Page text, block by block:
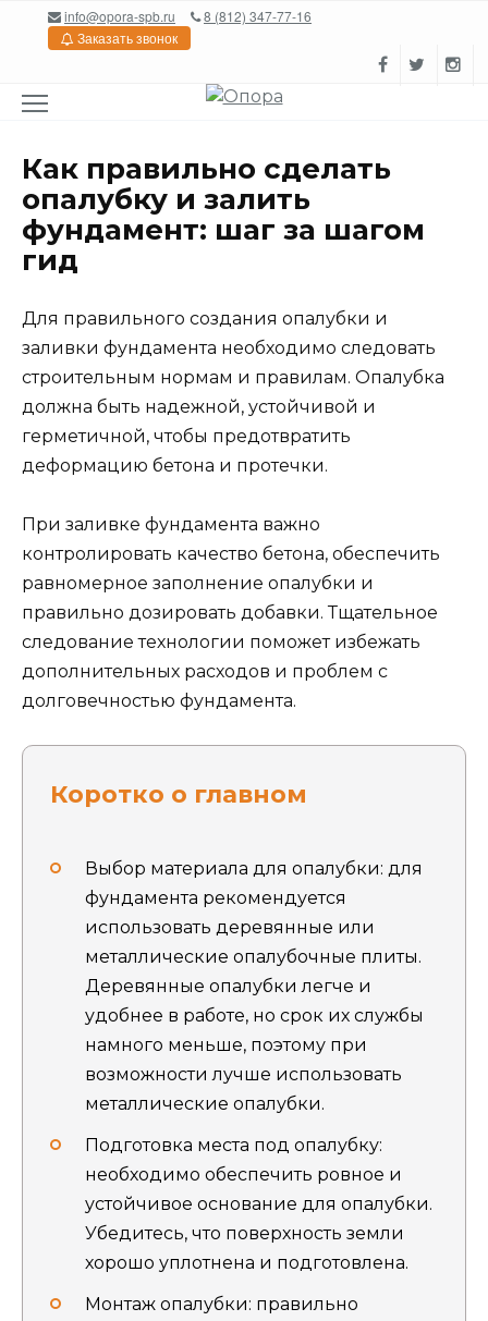
Перейтиinfo@opora-spb.ru
8 (812) 347-77-16
Заказать звонок
Как правильно сделать
опалубку и залить
фундамент: шаг за шагом
гид
Для правильного создания опалубки и
заливки фундамента необходимо следовать
строительным нормам и правилам. Опалубка
должна быть надежной, устойчивой и
герметичной, чтобы предотвратить
деформацию бетона и протечки.
При заливке фундамента важно
контролировать качество бетона, обеспечить
равномерное заполнение опалубки и
правильно дозировать добавки. Тщательное
следование технологии поможет избежать
дополнительных расходов и проблем с
долговечностью фундамента.
Коротко о главном
Выбор материала для опалубки: для
фундамента рекомендуется
использовать деревянные или
металлические опалубочные плиты.
Деревянные опалубки легче и
удобнее в работе, но срок их службы
намного меньше, поэтому при
возможности лучше использовать
металлические опалубки.
Подготовка места под опалубку:
необходимо обеспечить ровное и
устойчивое основание для опалубки.
Убедитесь, что поверхность земли
хорошо уплотнена и подготовлена.
Монтаж опалубки: правильно